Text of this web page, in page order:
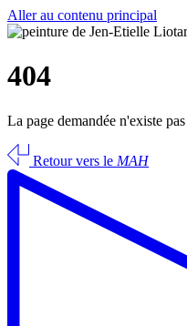
Aller au contenu principal
404
La page demandée n'existe
Retour vers le MAH